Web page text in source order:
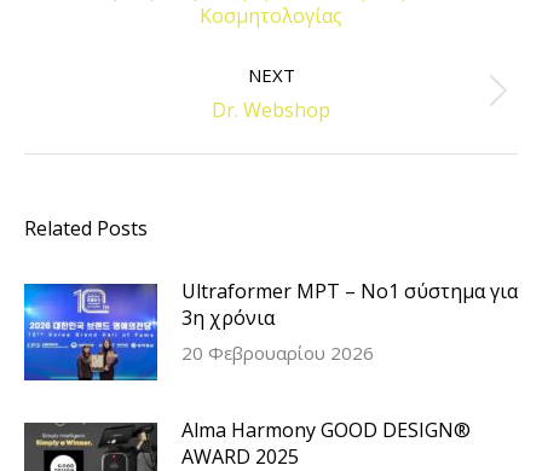
post:
Κοσμητολογίας
NEXT
Next
Dr. Webshop
Related Posts
Ultraformer MPT – Νο1 σύστημα για
3η χρόνια
20 Φεβρουαρίου 2026
Alma Harmony GOOD DESIGN®
AWARD 2025